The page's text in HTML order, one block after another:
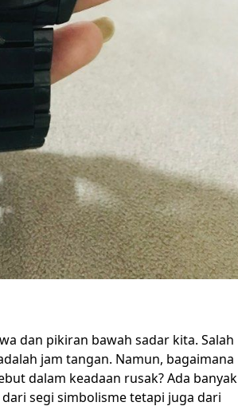
dan pikiran bawah sadar kita. Salah
jam tangan. Namun, bagaimana
dalam keadaan rusak? Ada banyak
segi simbolisme tetapi juga dari